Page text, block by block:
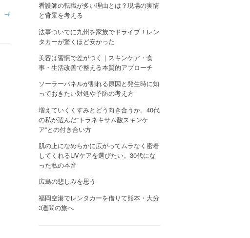
→
看護師の転職が多い理由とは？現場の実情
と背景を考える
法事ついでに九州を家族でドライブ！レン
タカーが驚くほど安かった
美容は習慣で差がつく｜スキンケア・食
事・生活改善で整える本質的アプローチ
ソーラーパネルが割れる原因と発生時に知
っておきたい対処や予防の考え方
増えていくくすみとどう向き合うか。40代
の私が選んだ“トラネキサム酸スキンケ
ア”との付き合い方
肌の上になめらかに広がってムラなく密着
してくれるUVケアを選びたい。30代にな
った私の本音
広島の悲しみを思う
福岡空港でレンタカーを借りて熊本・大分
3週間の旅へ